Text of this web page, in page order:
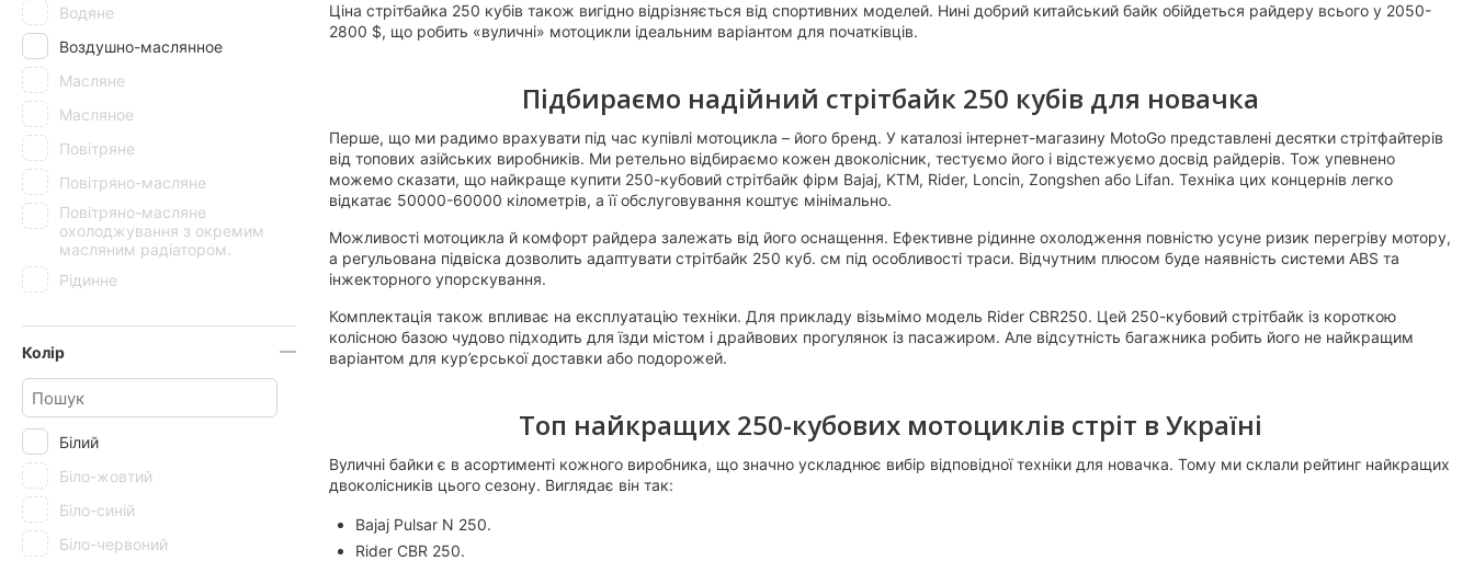
Ціна стрітбайка 250 кубів також вигідно відрізняється від спортивних моделей. Нині добрий китайський байк обійдеться райдеру всього у 2050-
2800 $, що робить «вуличні» мотоцикли ідеальним варіантом для початківців.
Підбираємо надійний стрітбайк 250 кубів для новачка
Перше, що ми радимо врахувати під час купівлі мотоцикла – його бренд. У каталозі інтернет-магазину MotoGo представлені десятки стрітфайтерів
від топових азійських виробників. Ми ретельно відбираємо кожен двоколісник, тестуємо його і відстежуємо досвід райдерів. Тож упевнено
можемо сказати, що найкраще купити 250-кубовий стрітбайк фірм Bajaj, KTM, Rider, Loncin, Zongshen або Lifan. Техніка цих концернів легко
відкатає 50000-60000 кілометрів, а її обслуговування коштує мінімально.
Можливості мотоцикла й комфорт райдера залежать від його оснащення. Ефективне рідинне охолодження повністю усуне ризик перегріву мотору,
а регульована підвіска дозволить адаптувати стрітбайк 250 куб. см під особливості траси. Відчутним плюсом буде наявність системи ABS та
інжекторного упорскування.
Комплектація також впливає на експлуатацію техніки. Для прикладу візьмімо модель Rider CBR250. Цей 250-кубовий стрітбайк із короткою
колісною базою чудово підходить для їзди містом і драйвових прогулянок із пасажиром. Але відсутність багажника робить його не найкращим
варіантом для кур’єрської доставки або подорожей.
Топ найкращих 250-кубових мотоциклів стріт в Україні
Вуличні байки є в асортименті кожного виробника, що значно ускладнює вибір відповідної техніки для новачка. Тому ми склали рейтинг найкращих
двоколісників цього сезону. Виглядає він так:
Bajaj Pulsar N 250.
Rider CBR 250.
Водяне
Воздушно-маслянное
Масляне
Масляное
Повітряне
Повітряно-масляне
Повітряно-масляне
охолоджування з окремим
масляним радіатором.
Рідинне
Колір
Білий
Біло-жовтий
Біло-синій
Біло-червоний